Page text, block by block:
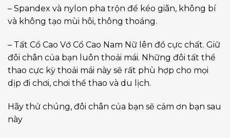
– Spandex và nylon pha trộn để kéo giãn, không bí
và không tạo mùi hôi, thông thoáng.
– Tất Cổ Cao Vớ Cổ Cao Nam Nữ lên đồ cực chất. Giữ
đôi chân của bạn luôn thoải mái. Những đôi tất thể
thao cực kỳ thoải mái này sẽ rất phù hợp cho mọi
dịp đi chơi, chơi thể thao và du lịch.
Hãy thử chúng, đôi chân của bạn sẽ cảm ơn bạn sau
này